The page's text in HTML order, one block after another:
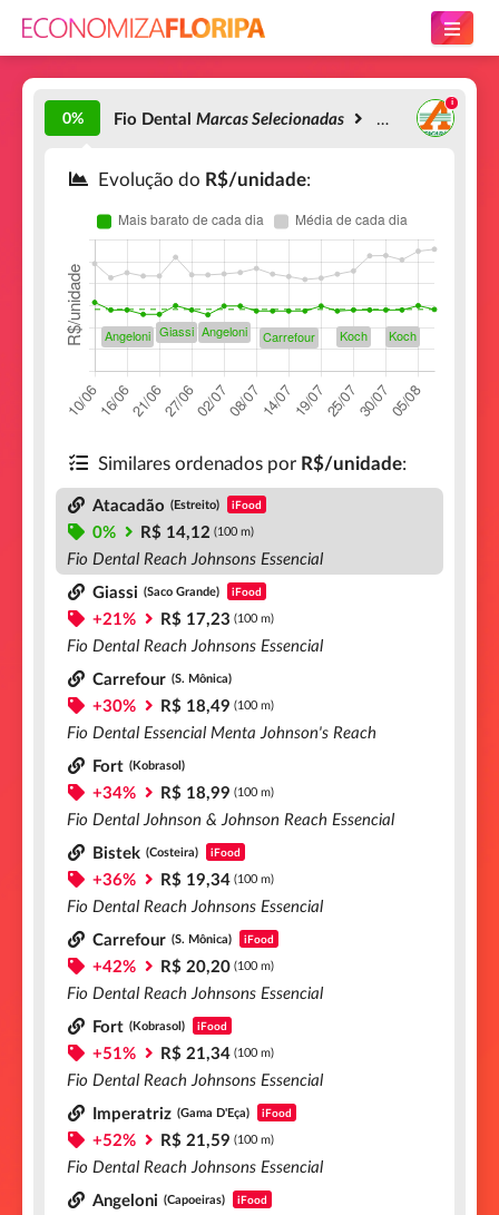
0% Fio Dental Marcas Selecionadas Fio Dental
Evolução do R$/unidade:
Similares ordenados por R$/unidade:
Atacadão (Estreito) iFood
0% R$ 14,12 (100 m)
Fio Dental Reach Johnsons Essencial
Giassi (Saco Grande) iFood
+21% R$ 17,23 (100 m)
Fio Dental Reach Johnsons Essencial
Carrefour (S. Mônica)
+30% R$ 18,49 (100 m)
Fio Dental Essencial Menta Johnson's Reach
Fort (Kobrasol)
+34% R$ 18,99 (100 m)
Fio Dental Johnson & Johnson Reach Essencial
Bistek (Costeira) iFood
+36% R$ 19,34 (100 m)
Fio Dental Reach Johnsons Essencial
Carrefour (S. Mônica) iFood
+42% R$ 20,20 (100 m)
Fio Dental Reach Johnsons Essencial
Fort (Kobrasol) iFood
+51% R$ 21,34 (100 m)
Fio Dental Reach Johnsons Essencial
Imperatriz (Gama D'Eça) iFood
+52% R$ 21,59 (100 m)
Fio Dental Reach Johnsons Essencial
Angeloni (Capoeiras) iFood